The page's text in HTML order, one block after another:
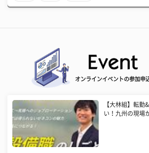
オンラインイベントの参加申
【大林組】転勤
い！九州の現場